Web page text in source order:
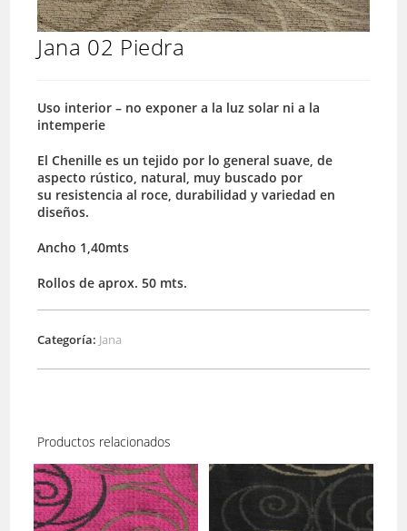
Jana 02 Piedra
Uso interior – no exponer a la luz solar ni a la
intemperie
El Chenille es un tejido por lo general suave, de
aspecto rústico, natural, muy buscado por
su resistencia al roce, durabilidad y variedad en
diseños.
Ancho 1,40mts
Rollos de aprox. 50 mts.
Categoría: Jana
Productos relacionados